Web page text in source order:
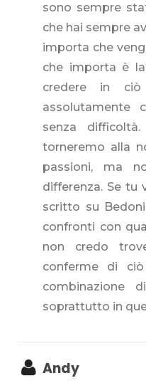
sono sempre
che hai sempre
importa che
che importa è
credere in
assolutamente
senza
torneremo alla
passioni, ma
differenza. Se tu
scritto su
confronti con
non credo
conferme di
combinazione
soprattutto in
Andy